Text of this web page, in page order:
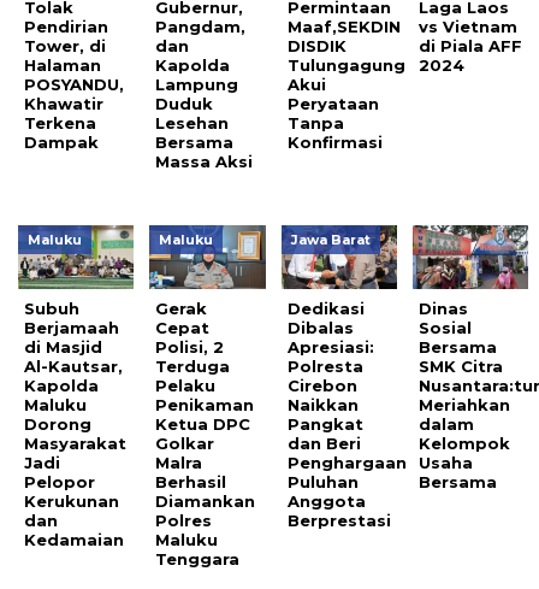
Tolak
Pendirian
Tower, di
Halaman
POSYANDU,
Khawatir
Terkena
Dampak
Gubernur,
Pangdam,
dan
Kapolda
Lampung
Duduk
Lesehan
Bersama
Massa Aksi
Permintaan
Maaf,SEKDIN
DISDIK
Tulungagung
Akui
Peryataan
Tanpa
Konfirmasi
Laga Laos
vs Vietnam
di Piala AFF
2024
Maluku
Subuh
Berjamaah
di Masjid
Al-Kautsar,
Kapolda
Maluku
Dorong
Masyarakat
Jadi
Pelopor
Kerukunan
dan
Kedamaian
Maluku
Gerak
Cepat
Polisi, 2
Terduga
Pelaku
Penikaman
Ketua DPC
Golkar
Malra
Berhasil
Diamankan
Polres
Maluku
Tenggara
Jawa Barat
Dedikasi
Dibalas
Apresiasi:
Polresta
Cirebon
Naikkan
Pangkat
dan Beri
Penghargaan
Puluhan
Anggota
Berprestasi
Dinas
Sosial
Bersama
SMK Citra
Meriahkan
dalam
Kelompok
Usaha
Bersama